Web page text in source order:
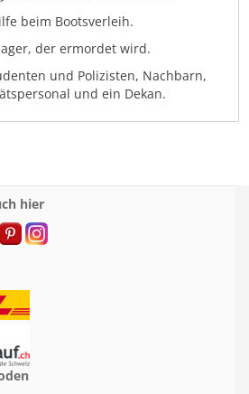
beim Bootsverleih.
der ermordet wird.
und Polizisten, Nachbarn,
und ein Dekan.
hier